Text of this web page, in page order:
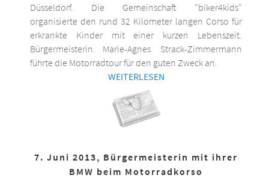
Düsseldorf. Die Gemeinschaft "biker4kids"
organisierte den rund 32 Kilometer langen Corso für
erkrankte Kinder mit einer kurzen Lebenszeit.
Bürgermeisterin Marie-Agnes Strack-Zimmermann
führte die Motorradtour für den guten Zweck an.
WEITERLESEN
7. Juni 2013, Bürgermeisterin mit ihrer
BMW beim Motorradkorso